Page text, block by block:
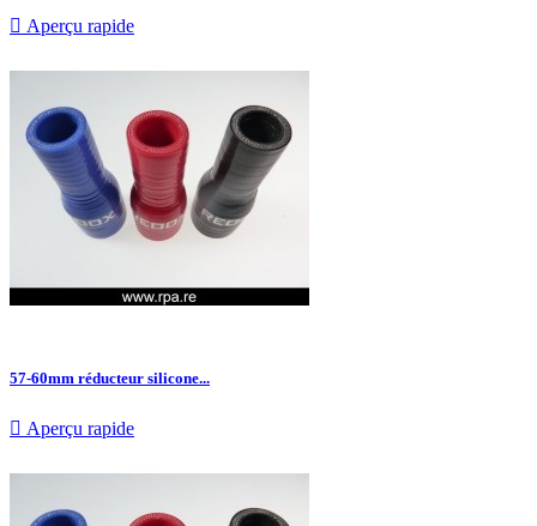
 Aperçu rapide
57-60mm réducteur silicone...
 Aperçu rapide